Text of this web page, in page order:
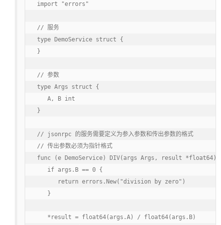
import "errors"
// 服务
type DemoService struct {
}
// 参数
type Args struct {
   A, B int
}
// jsonrpc 的服务需要定义为参入参数和传出参数的格式
// 传出参数必须为指针格式
func (e DemoService) DIV(args Args, result
   if args.B == 0 {
      return errors.New("division by zero")
   }
   *result = float64(args.A) / float64(args.B)